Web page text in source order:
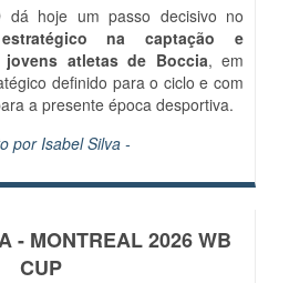
dá hoje um passo decisivo no
estratégico na captação e
jovens atletas de Boccia, em
definido para o ciclo e com
a presente época desportiva.
porIsabel Silva -
- MONTREAL 2026 WB
CUP